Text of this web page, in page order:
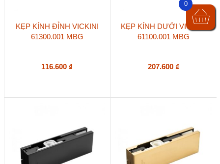
KẸP KÍNH ĐỈNH VICKINI
61300.001 MBG
116.600 ₫
KẸP KÍNH DƯỚI VICKINI
61100.001 MBG
207.600 ₫
0